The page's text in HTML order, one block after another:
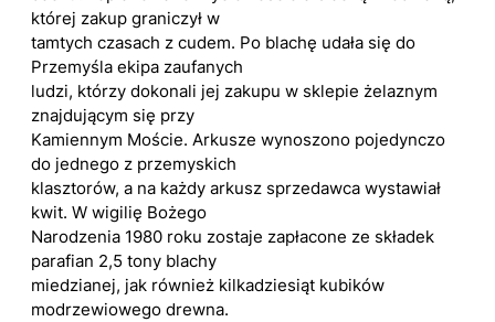
której zakup graniczył w
tamtych czasach z cudem. Po blachę udała się do
Przemyśla ekipa zaufanych
ludzi, którzy dokonali jej zakupu w sklepie żelaznym
znajdującym się przy
Kamiennym Moście. Arkusze wynoszono pojedynczo
do jednego z przemyskich
klasztorów, a na każdy arkusz sprzedawca wystawiał
kwit. W wigilię Bożego
Narodzenia 1980 roku zostaje zapłacone ze składek
parafian 2,5 tony blachy
miedzianej, jak również kilkadziesiąt kubików
modrzewiowego drewna.